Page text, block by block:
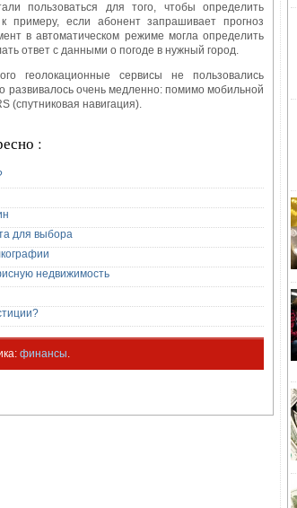
пользоваться для того, чтобы определить
примеру, если абонент запрашивает прогноз
в автоматическом режиме могла определить
ответ с данными о погоде в нужный город.
геолокационные сервисы не пользовались
развивалось очень медленно: помимо мобильной
(спутниковая навигация).
:
для выбора
недвижимость
финансы.